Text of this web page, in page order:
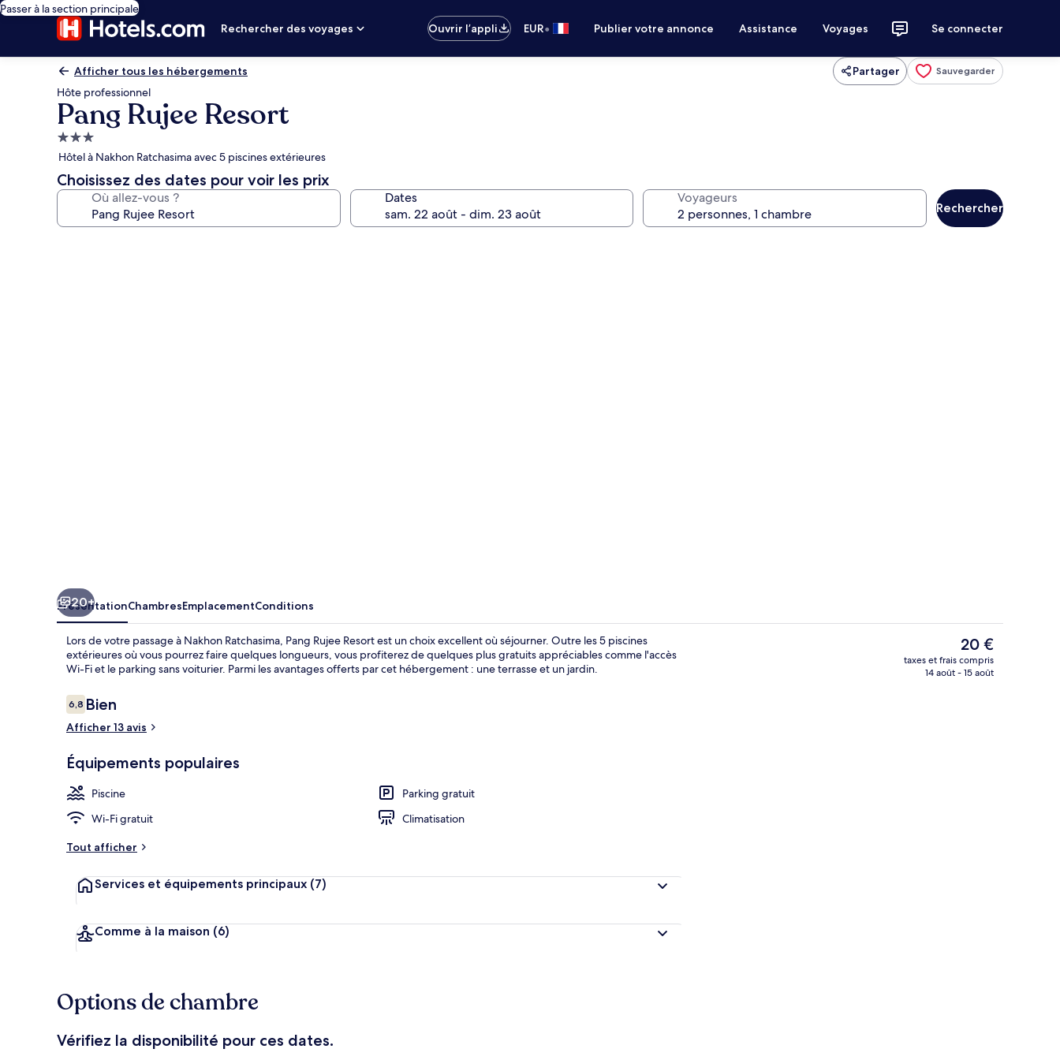
Passer à la section principale
Rechercher des voyages
Ouvrir l’appli EUR• Publier votre annonce Assistance Voyages Se connecter
Afficher tous les hébergements Partager Sauvegarder
Hôte professionnel
Pang Rujee Resort
Hébergement
3.0 étoiles
Hôtel à Nakhon Ratchasima avec 5 piscines extérieures
Choisissez des dates pour voir les prix
Où allez-vous ? Dates Voyageurs
Rechercher
20+
PrésentationChambresEmplacementConditions
Lors de votre passage à Nakhon Ratchasima, Pang Rujee Resort est un choix excellent où séjourner. Outre les 5 piscines
extérieures où vous pourrez faire quelques longueurs, vous profiterez de quelques plus gratuits appréciables comme l'accès
Wi-Fi et le parking sans voiturier. Parmi les avantages offerts par cet hébergement : une terrasse et un jardin.
Avis
voyageurs
6,86,8 sur 10
Bien
Afficher 13 avis
Équipements populaires
Piscine
Parking gratuit
Wi-Fi gratuit
Climatisation
Tout afficher
Services et équipements principaux (7)
Comme à la maison (6)
Le
prix
actuel
20 €
taxes et frais compris
14 août - 15 août
Options de chambre
Vérifiez la disponibilité pour ces dates.